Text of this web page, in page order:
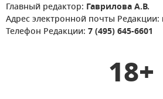
Главный редактор: Гаврилова А.В.
Адрес электронной почты Редакции:
Телефон Редакции: 7 (495) 645-6601
18+